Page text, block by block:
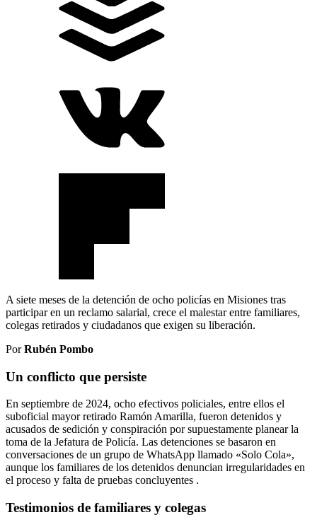
A siete meses de la detención de ocho policías en Misiones tras
participar en un reclamo salarial, crece el malestar entre familiares,
colegas retirados y ciudadanos que exigen su liberación.
PorRubén Pombo
Un conflicto que persiste
En septiembre de 2024, ocho efectivos policiales, entre ellos el
suboficial mayor retirado Ramón Amarilla, fueron detenidos y
acusados de sedición y conspiración por supuestamente planear la
toma de la Jefatura de Policía. Las detenciones se basaron en
conversaciones de un grupo de WhatsApp llamado «Solo Cola»,
aunque los familiares de los detenidos denuncian irregularidades en
el proceso y falta de pruebas concluyentes .
Testimonios de familiares y colegas